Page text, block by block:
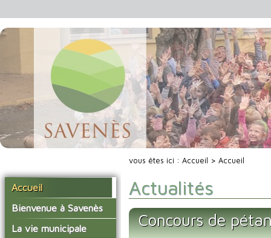
Accueil
Bienvenue à Savenès
Situer Savenès
La vie municipale
vous êtes ici : Accueil > Accueil
Actualités
Concours de